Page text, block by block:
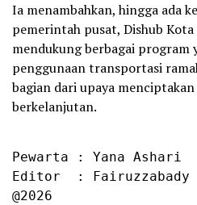
Ia menambahkan, hingga ada
pemerintah pusat, Dishub
mendukung berbagai program
penggunaan transportasi
bagian dari upaya
berkelanjutan.
Pewarta : Yana Ashari
Editor  : Fairuzzabady
@2026